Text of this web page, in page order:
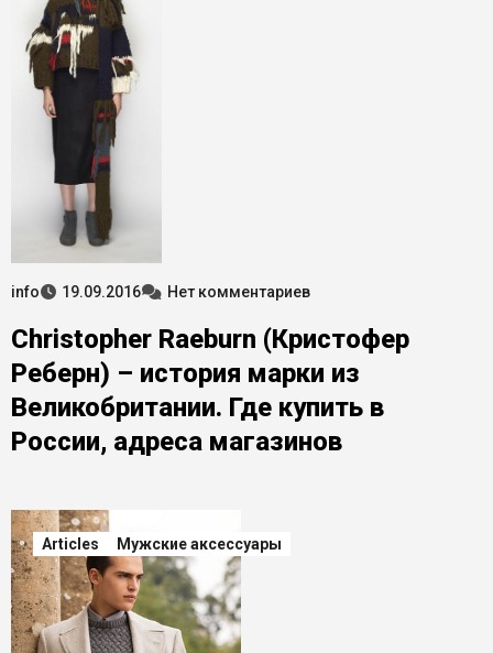
info 19.09.2016 Нет комментариев
Christopher Raeburn (Кристофер
Реберн) – история марки из
Великобритании. Где купить в
России, адреса магазинов
Articles Мужские аксессуары